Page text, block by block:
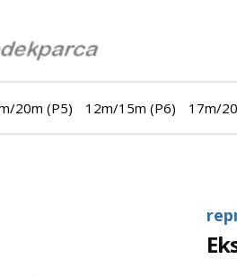
20m (P5) 12m/15m (P6) 17m/